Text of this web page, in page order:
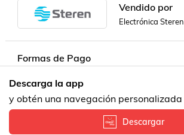
Vendido por
Electrónica Steren
Formas de Pago
Descarga la app
y obtén una navegación personalizada
Descargar